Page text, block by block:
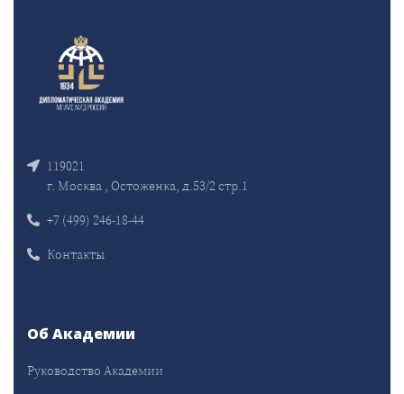
119021
г. Москва , Остоженка, д.53/2 стр.1
+7 (499) 246-18-44
Контакты
Об Академии
Руководство Академии